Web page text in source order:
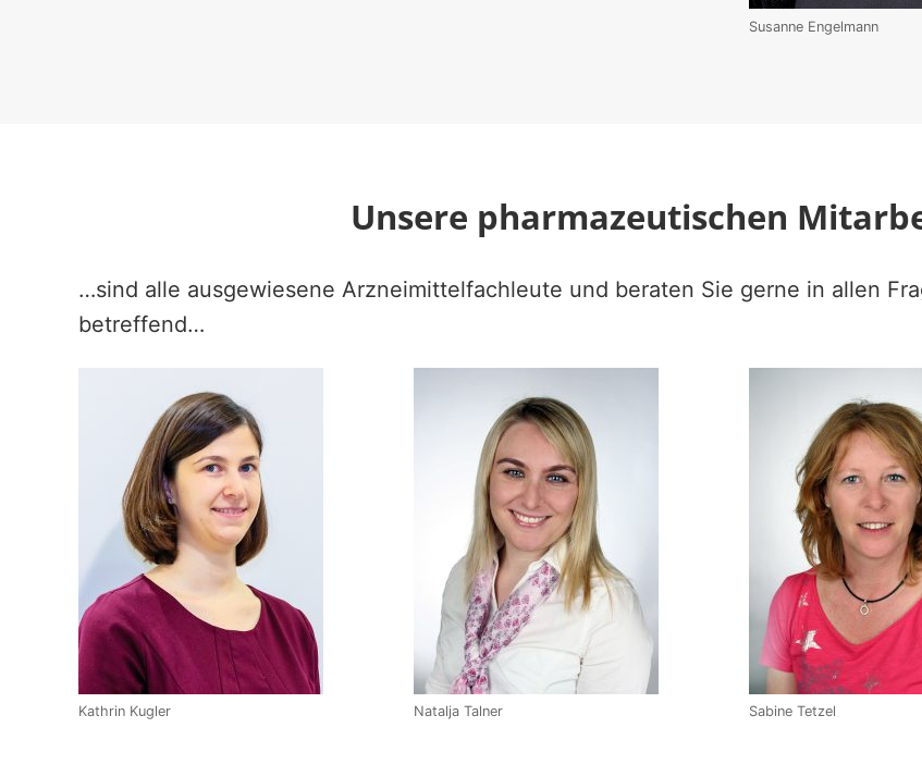
Susanne Engelmann
Unsere pharmazeutischen
…sind alle ausgewiesene Arzneimittelfachleute und beraten Sie gerne in allen
betreffend…
Kathrin Kugler Natalja Talner Sabine Tetzel